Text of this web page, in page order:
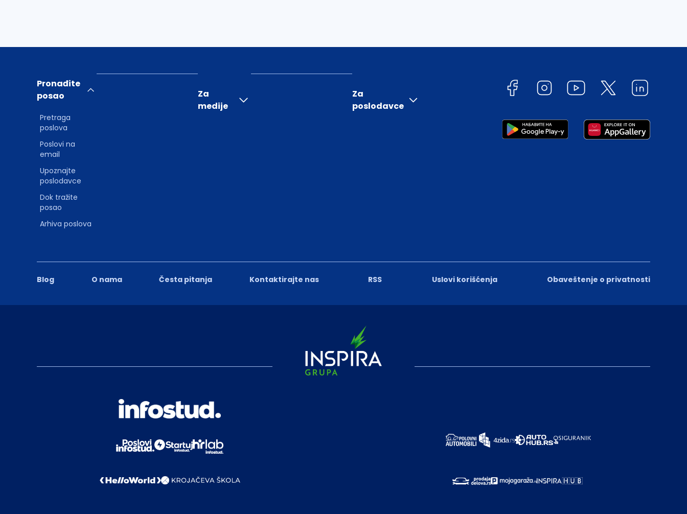
Blog O nama Česta pitanja Kontaktirajte nas RSS Uslovi korišćenja Obaveštenje o privatnosti
Pronađite
posao
Pretraga
poslova
Poslovi na
email
Upoznajte
poslodavce
Dok tražite
posao
Arhiva poslova
Za
medije
Za
poslodavce